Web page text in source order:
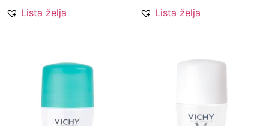
Lista želja
Lista želja